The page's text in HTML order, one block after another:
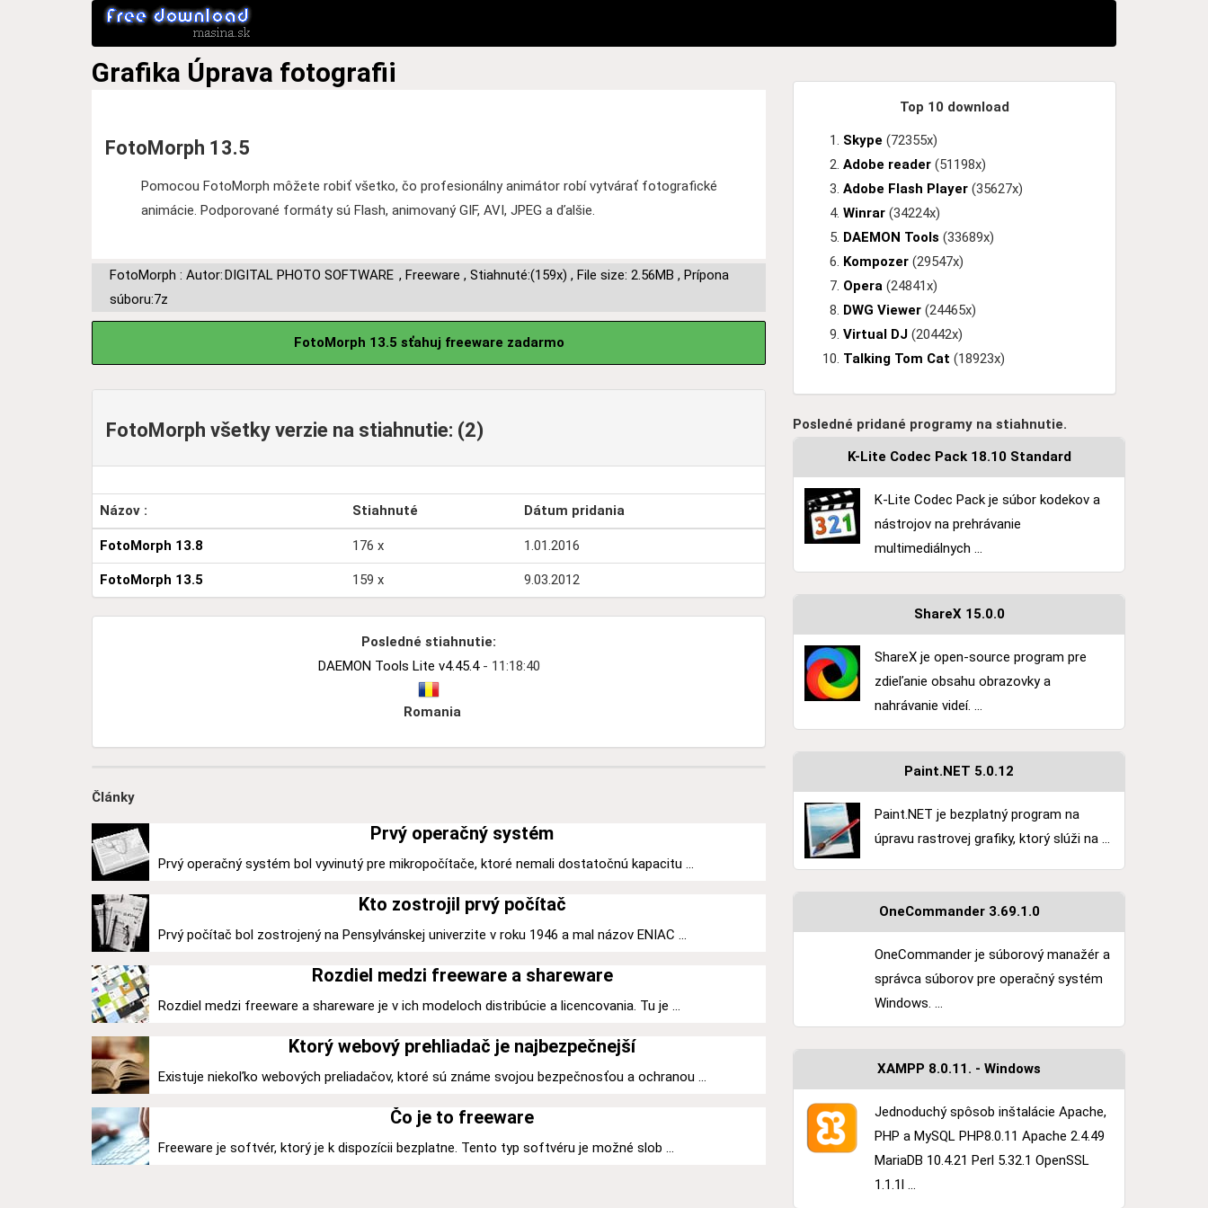
Grafika Úprava fotografii
FotoMorph 13.5
Pomocou FotoMorph môžete robiť všetko, čo profesionálny animátor robí vytvárať fotografické
animácie. Podporované formáty sú Flash, animovaný GIF, AVI, JPEG a ďalšie.
FotoMorph : Autor:DIGITAL PHOTO SOFTWARE , Freeware , Stiahnuté:(159x) , File size: 2.56MB , Prípona
súboru:7z
FotoMorph 13.5 sťahuj freeware zadarmo
FotoMorph všetky verzie na stiahnutie: (2)
Názov : Stiahnuté Dátum pridania
FotoMorph 13.8 176 x 1.01.2016
FotoMorph 13.5 159 x 9.03.2012
Posledné stiahnutie:
DAEMON Tools Lite v4.45.4- 11:18:40
Romania
Články
Prvý operačný systém
Prvý operačný systém bol vyvinutý pre mikropočítače, ktoré nemali dostatočnú kapacitu ...
Kto zostrojil prvý počítač
Prvý počítač bol zostrojený na Pensylvánskej univerzite v roku 1946 a mal názov ENIAC ...
Rozdiel medzi freeware a shareware
Rozdiel medzi freeware a shareware je v ich modeloch distribúcie a licencovania. Tu je ...
Ktorý webový prehliadač je najbezpečnejší
Existuje niekoľko webových preliadačov, ktoré sú známe svojou bezpečnosťou a ochranou ...
Čo je to freeware
Freeware je softvér, ktorý je k dispozícii bezplatne. Tento typ softvéru je možné slob ...
Top 10 download
Skype (72355x)
Adobe reader (51198x)
Adobe Flash Player (35627x)
Winrar (34224x)
DAEMON Tools (33689x)
Kompozer (29547x)
Opera (24841x)
DWG Viewer (24465x)
Virtual DJ (20442x)
Talking Tom Cat (18923x)
Posledné pridané programy na stiahnutie.
K-Lite Codec Pack 18.10 Standard
K-Lite Codec Pack je súbor kodekov a
nástrojov na prehrávanie
multimediálnych ...
ShareX 15.0.0
ShareX je open-source program pre
zdieľanie obsahu obrazovky a
nahrávanie videí. ...
Paint.NET 5.0.12
Paint.NET je bezplatný program na
úpravu rastrovej grafiky, ktorý slúži na ...
OneCommander 3.69.1.0
OneCommander je súborový manažér a
správca súborov pre operačný systém
Windows. ...
XAMPP 8.0.11. - Windows
Jednoduchý spôsob inštalácie Apache,
PHP a MySQL PHP8.0.11 Apache 2.4.49
MariaDB 10.4.21 Perl 5.32.1 OpenSSL
1.1.1l ...